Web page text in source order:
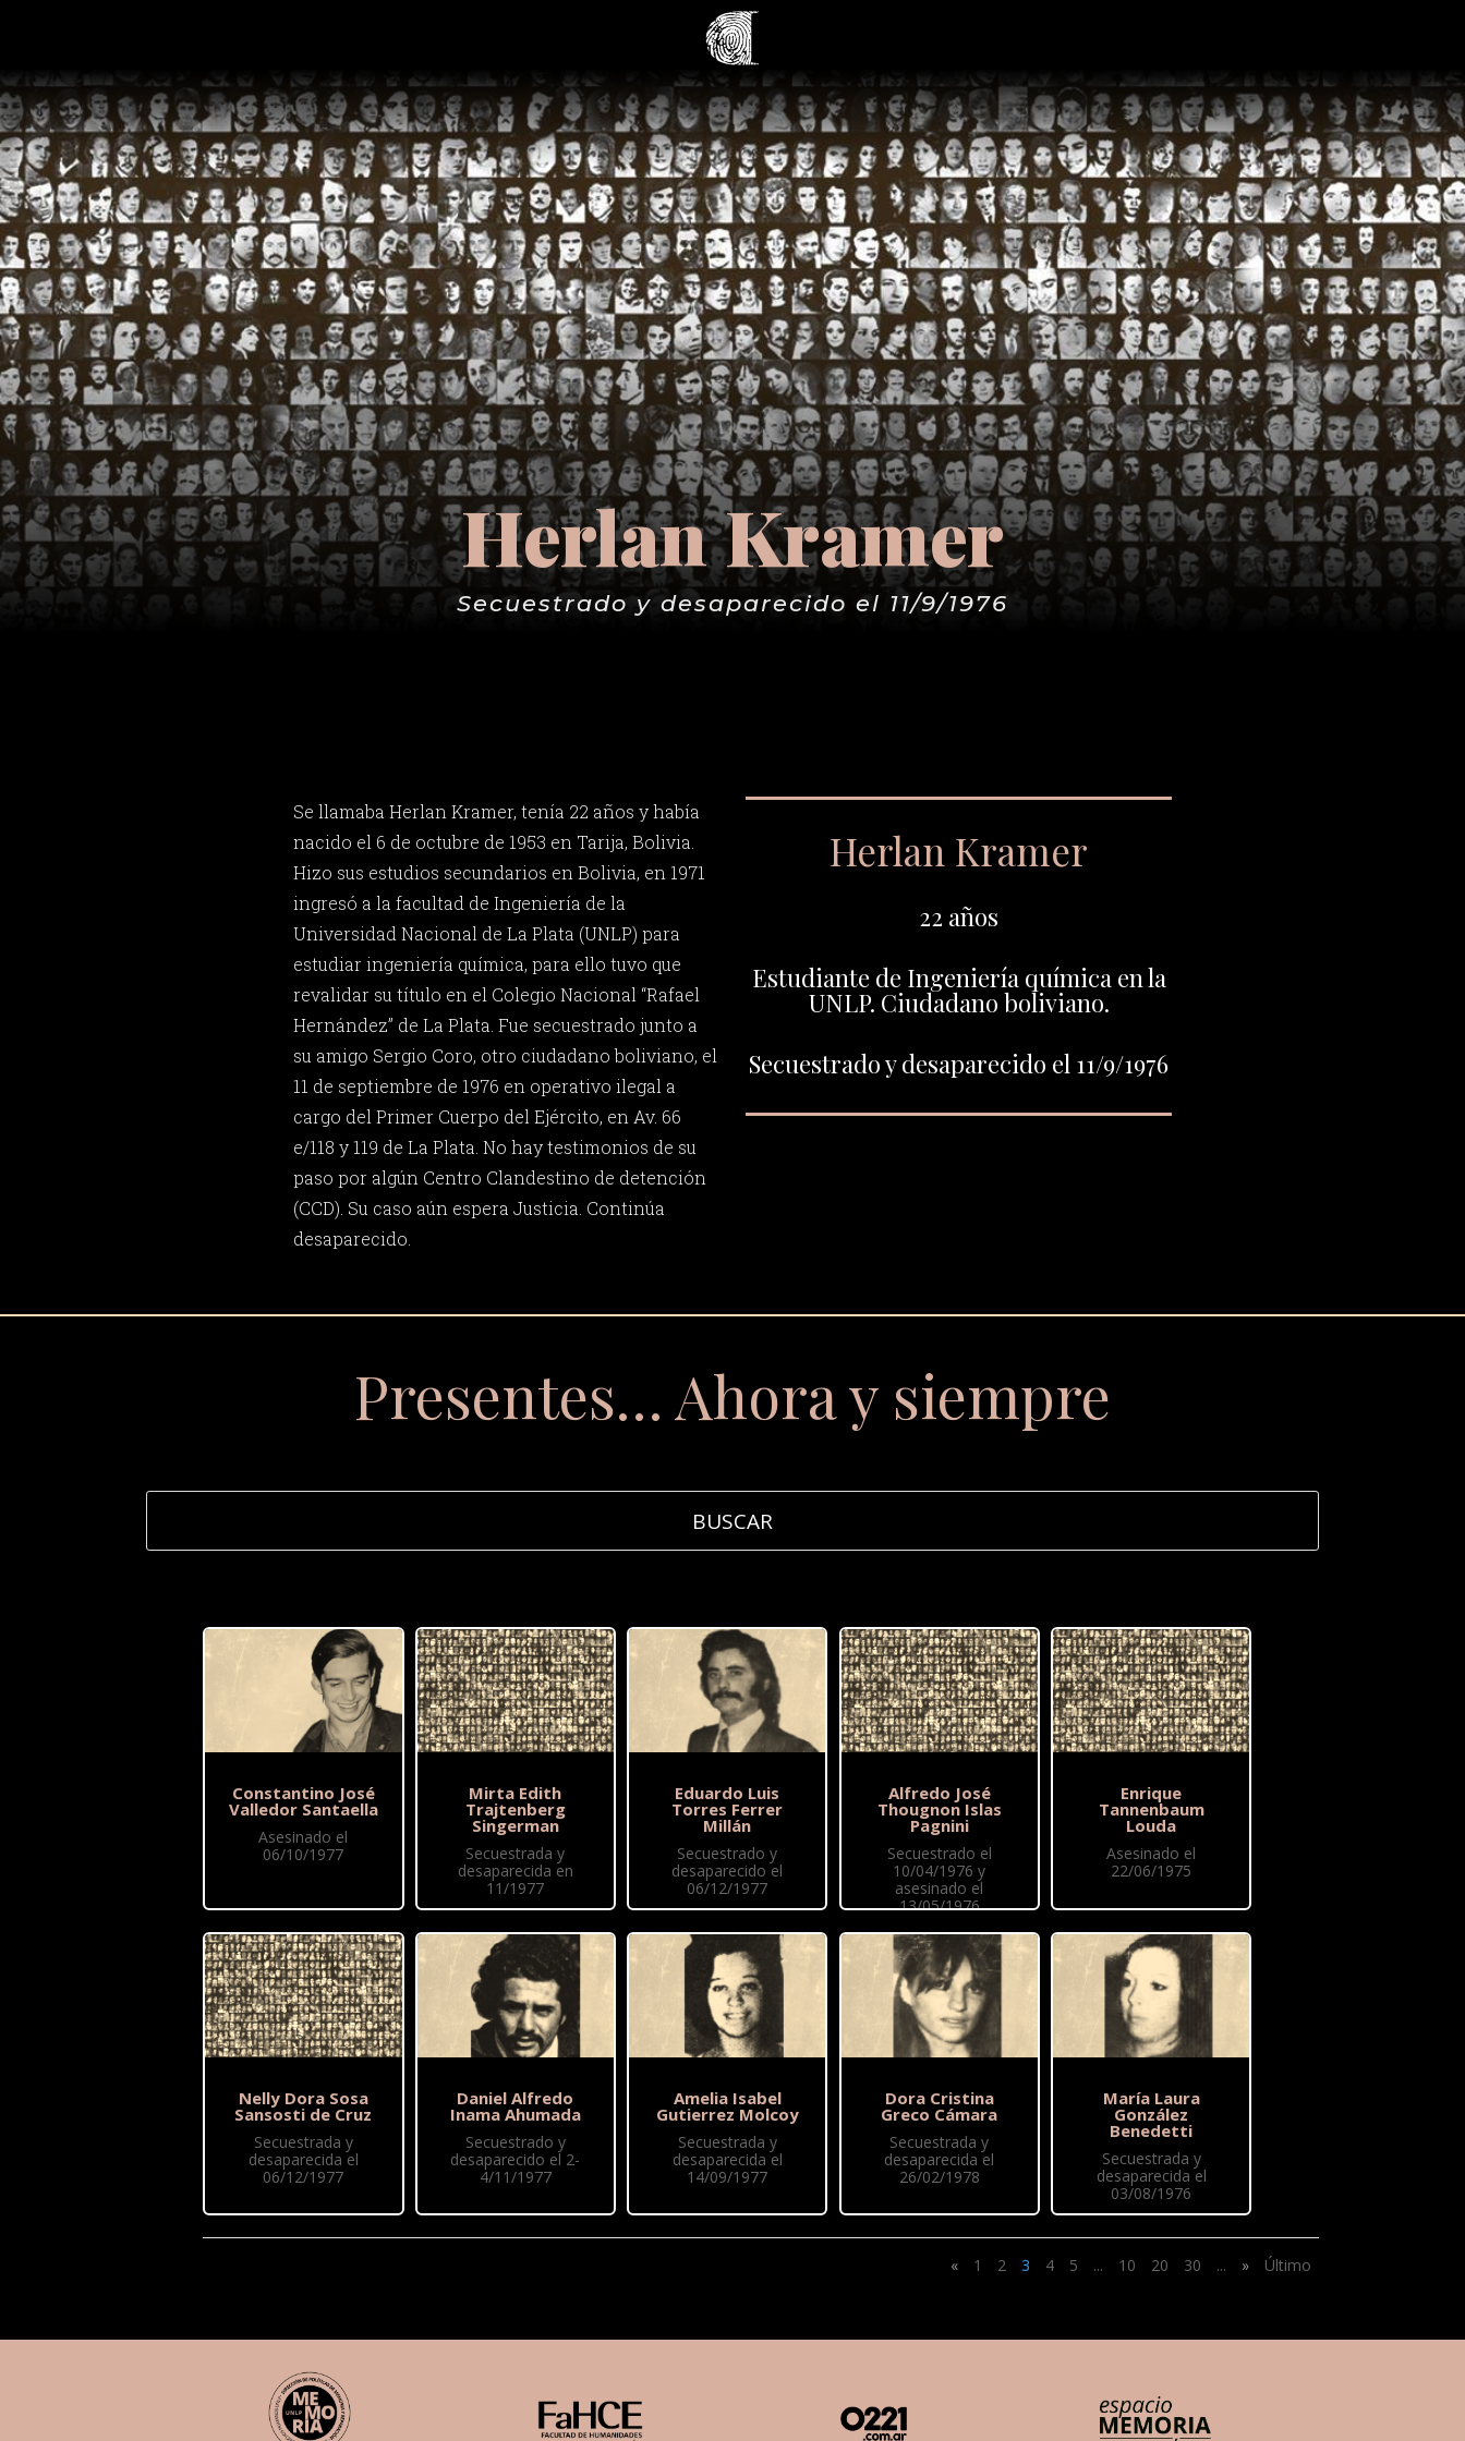
Herlan Kramer
Secuestrado y desaparecido el 11/9/1976
Se llamaba Herlan Kramer, tenía 22 años y había
nacido el 6 de octubre de 1953 en Tarija, Bolivia.
Hizo sus estudios secundarios en Bolivia, en 1971
ingresó a la facultad de Ingeniería de la
Universidad Nacional de La Plata (UNLP) para
estudiar ingeniería química, para ello tuvo que
revalidar su título en el Colegio Nacional “Rafael
Hernández” de La Plata. Fue secuestrado junto a
su amigo Sergio Coro, otro ciudadano boliviano, el
11 de septiembre de 1976 en operativo ilegal a
cargo del Primer Cuerpo del Ejército, en Av. 66
e/118 y 119 de La Plata. No hay testimonios de su
paso por algún Centro Clandestino de detención
(CCD). Su caso aún espera Justicia. Continúa
desaparecido.
Herlan Kramer
22 años
Estudiante de Ingeniería química en la
UNLP. Ciudadano boliviano.
Secuestrado y desaparecido el 11/9/1976
Presentes… Ahora y siempre
Constantino José
Valledor Santaella
Asesinado el
06/10/1977
Nelly Dora Sosa
Sansosti de Cruz
Secuestrada y
desaparecida el
06/12/1977
Mirta Edith
Trajtenberg
Singerman
Secuestrada y
desaparecida en
11/1977
Daniel Alfredo
Inama Ahumada
Secuestrado y
desaparecido el 2-
4/11/1977
Eduardo Luis
Torres Ferrer
Millán
Secuestrado y
desaparecido el
06/12/1977
Amelia Isabel
Gutierrez Molcoy
Secuestrada y
desaparecida el
14/09/1977
Alfredo José
Thougnon Islas
Pagnini
Secuestrado el
10/04/1976 y
asesinado el
13/05/1976
Dora Cristina
Greco Cámara
Secuestrada y
desaparecida el
26/02/1978
Enrique
Tannenbaum
Louda
Asesinado el
22/06/1975
María Laura
González
Benedetti
Secuestrada y
desaparecida el
03/08/1976
« 1 2 3 4 5 ... 10 20 30 ... » Último